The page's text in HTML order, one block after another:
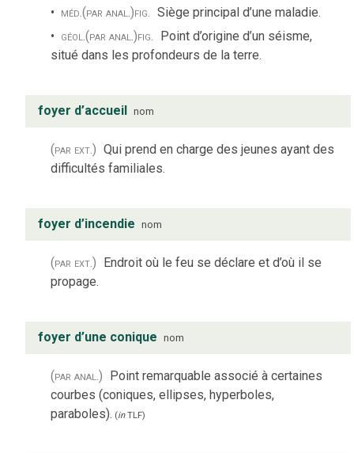
méd.(par anal.)fig. Siège principal d’une maladie.
géol.(par anal.)fig. Point d’origine d’un séisme,
situé dans les profondeurs de la terre.
foyer d’accueil nom
(par ext.) Qui prend en charge des jeunes ayant des
difficultés familiales.
foyer d’incendie nom
(par ext.) Endroit où le feu se déclare et d’où il se
propage.
foyer d’une conique nom
(par anal.) Point remarquable associé à certaines
courbes (coniques, ellipses, hyperboles,
paraboles). (inTLF)